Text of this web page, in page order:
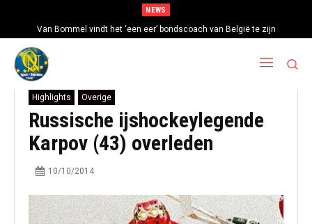
NEWS
Van Bommel vindt het ‘een eer’ bondscoach van België te zijn
Highlights Overige
Russische ijshockeylegende
Karpov (43) overleden
10/10/2014